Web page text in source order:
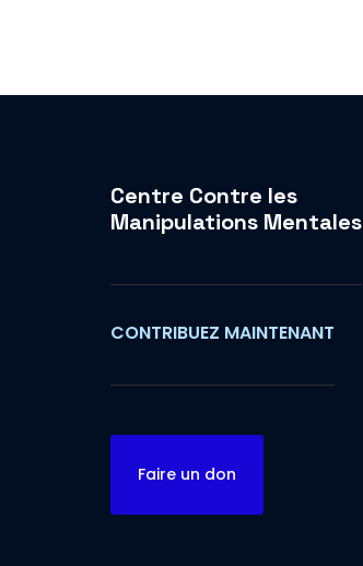
Centre Contre les
Manipulations Mentales
CONTRIBUEZ MAINTENANT
Faire un don